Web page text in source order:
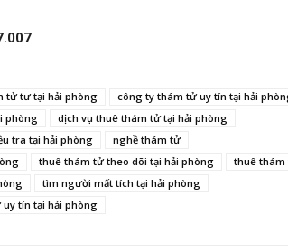
tử tư tại hải phòng
công ty thám tử uy tín tại hải
phòng
dịch vụ thuê thám tử tại hải phòng
tra tại hải phòng
nghề thám tử
thuê thám tử theo dõi tại hải phòng
thuê
tìm người mất tích tại hải phòng
tín tại hải phòng